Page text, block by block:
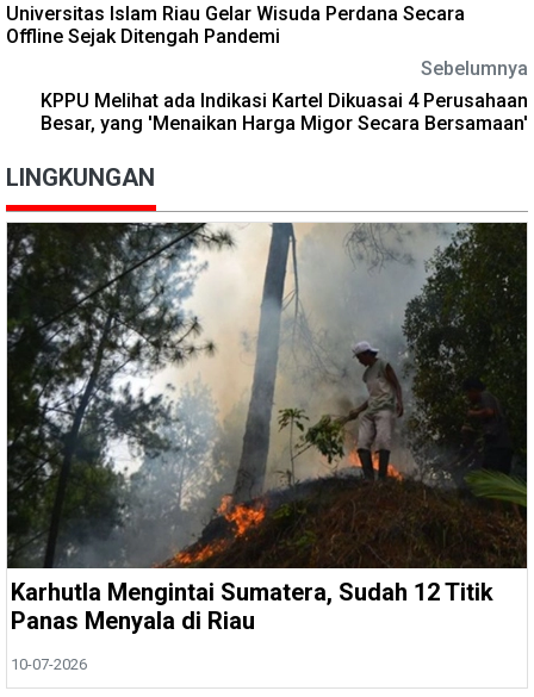
Universitas Islam Riau Gelar Wisuda Perdana Secara
Offline Sejak Ditengah Pandemi
Sebelumnya
KPPU Melihat ada Indikasi Kartel Dikuasai 4 Perusahaan
Besar, yang 'Menaikan Harga Migor Secara Bersamaan'
LINGKUNGAN
Karhutla Mengintai Sumatera, Sudah 12 Titik
Panas Menyala di Riau
10-07-2026